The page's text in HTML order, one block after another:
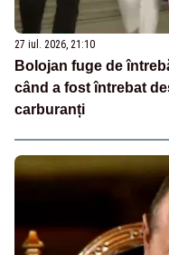
27 iul. 2026, 21:10
Bolojan fuge de
când a fost întrebat
carburanți